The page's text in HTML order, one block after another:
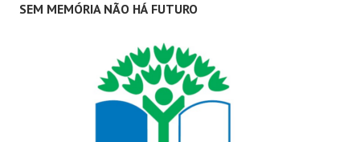
SEM MEMÓRIA NÃO HÁ FUTURO